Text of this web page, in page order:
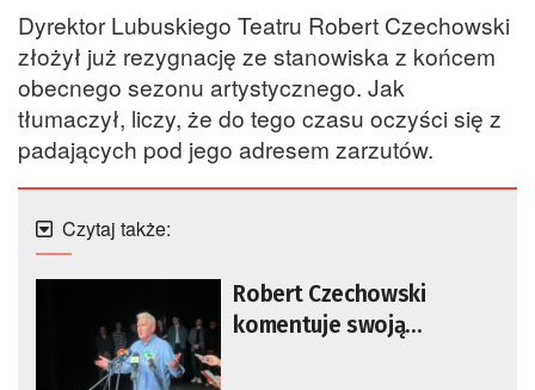
Dyrektor Lubuskiego Teatru Robert Czechowski
złożył już rezygnację ze stanowiska z końcem
obecnego sezonu artystycznego. Jak
tłumaczył, liczy, że do tego czasu oczyści się z
padających pod jego adresem zarzutów.
Czytaj także:
Robert Czechowski
komentuje swoją